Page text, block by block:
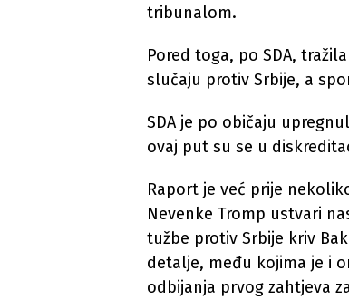
tribunalom.
Pored toga, po SDA,
slučaju protiv Srbije, a
SDA je po običaju
ovaj put su se u
Raport je već prije
Nevenke Tromp ustvari
tužbe protiv Srbije kriv
detalje, među kojima je i
odbijanja prvog zahtjeva